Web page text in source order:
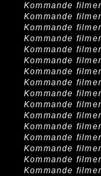
Kommande
Kommande
Kommande
Kommande
Kommande
Kommande
Kommande
Kommande
Kommande
Kommande
Kommande
Kommande
Kommande
Kommande
Kommande
Kommande